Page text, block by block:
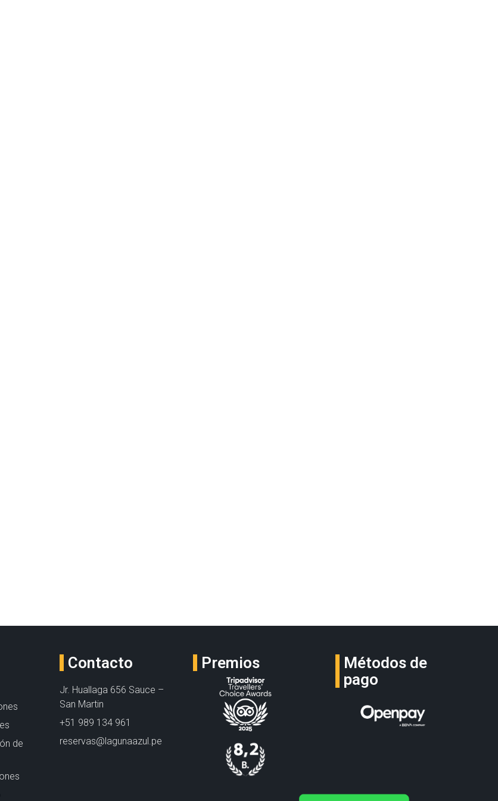
de
Contacto
Jr. Huallaga 656 Sauce –
San Martin
+51 989 134 961
reservas@lagunaazul.pe
Premios
Métodos de
pago